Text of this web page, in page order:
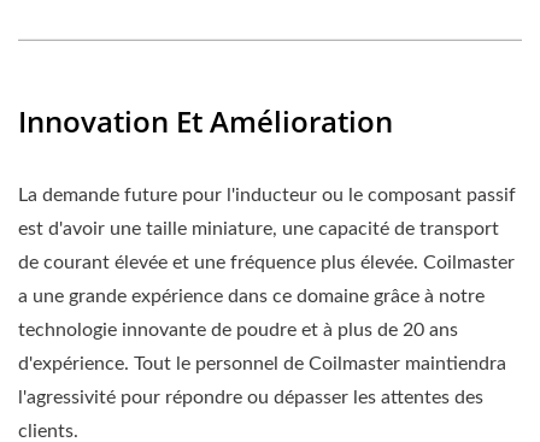
Innovation Et Amélioration
La demande future pour l'inducteur ou le composant passif
est d'avoir une taille miniature, une capacité de transport
de courant élevée et une fréquence plus élevée. Coilmaster
a une grande expérience dans ce domaine grâce à notre
technologie innovante de poudre et à plus de 20 ans
d'expérience. Tout le personnel de Coilmaster maintiendra
l'agressivité pour répondre ou dépasser les attentes des
clients.